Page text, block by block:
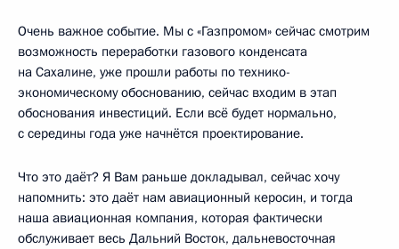
Очень важное событие. Мы с «Газпромом» сейчас смотрим
возможность переработки газового конденсата
на Сахалине, уже прошли работы по технико-
экономическому обоснованию, сейчас входим в этап
обоснования инвестиций. Если всё будет нормально,
с середины года уже начнётся проектирование.
Что это даёт? Я Вам раньше докладывал, сейчас хочу
напомнить: это даёт нам авиационный керосин, и тогда
наша авиационная компания, которая фактически
обслуживает весь Дальний Восток, дальневосточная